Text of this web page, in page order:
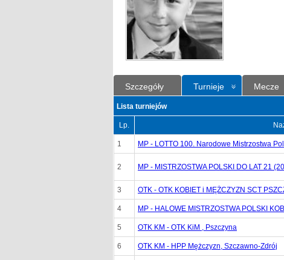
Szczegóły Turnieje Mecze
Lista turniejów
Lp.
1 MP - LOTTO 100. Narodowe Mistrzostwa
2 MP - MISTRZOSTWA POLSKI DO LAT 21
3 OTK - OTK KOBIET i MĘŻCZYZN SCT
4 MP - HALOWE MISTRZOSTWA POLSKI
5 OTK KM - OTK KiM , Pszczyna
6 OTK KM - HPP Mężczyzn, Szczawno-Zdrój